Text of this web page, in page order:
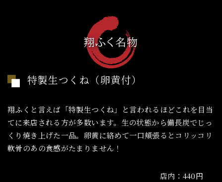
翔ふく名物
特製生つくね（卵黄付）
翔ふくと言えば「特製生つくね」と言われるほどこれを目当
てに来店される方が多数います。生の状態から備長炭でじっ
くり焼き上げた一品。卵黄に絡めて一口頬張るとコリッコリ
軟骨のあの食感がたまりません！
店内：440円